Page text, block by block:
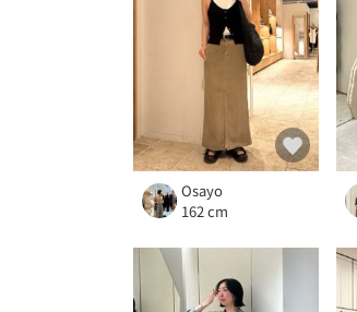
Osayo
162 cm